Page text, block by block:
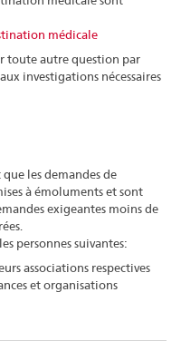
médicale
toute autre question par
investigations nécessaires
les demandes de
à émoluments et sont
exigeantes moins de
personnes suivantes:
associations respectives
et organisations